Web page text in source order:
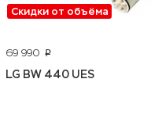
Скидки от объёма
69 990 p
LG BW 440 UES